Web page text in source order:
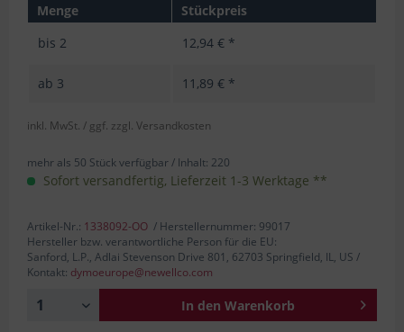
Menge
Stückpreis
bis 2 12,94 € *
ab 3 11,89 € *
inkl. MwSt. / ggf. zzgl. Versandkosten
mehr als 50 Stück verfügbar / Inhalt: 220
Sofort versandfertig, Lieferzeit 1-3 Werktage **
Artikel-Nr.: 1338092-OO / Herstellernummer: 99017
Hersteller bzw. verantwortliche Person für die EU:
Sanford, L.P., Adlai Stevenson Drive 801, 62703 Springfield, IL, US /
Kontakt: dymoeurope@newellco.com
In den Warenkorb